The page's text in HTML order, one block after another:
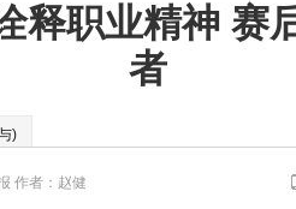
释职业精神 赛
者
)
作者：赵健